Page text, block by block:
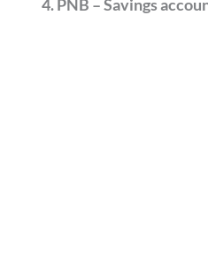
PNB – Savings